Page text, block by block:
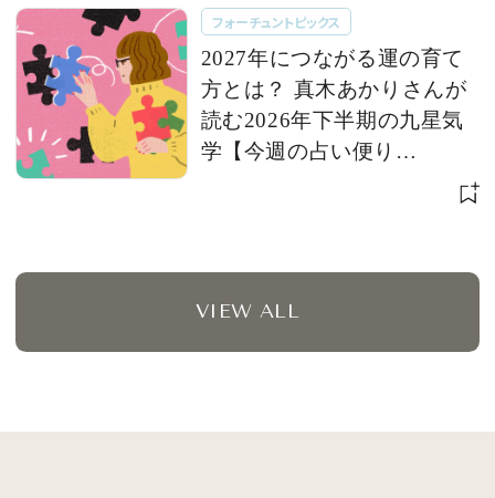
フォーチュントピックス
2027年につながる運の育て
方とは？ 真木あかりさんが
読む2026年下半期の九星気
学【今週の占い便り
VIEW ALL